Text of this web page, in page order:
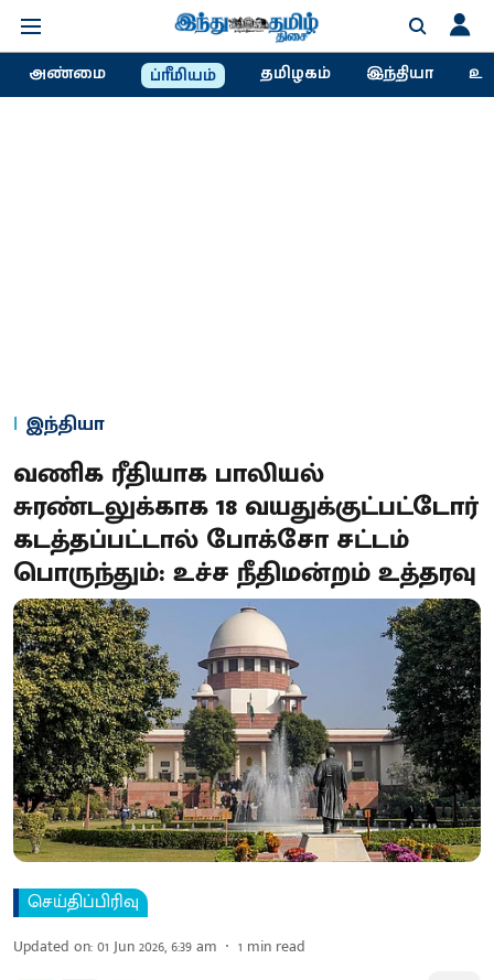
அண்மை ப்ரீமியம் தமிழகம் இந்தியா
இந்தியா
வணிக ரீதியாக பாலியல்
சுரண்டலுக்காக 18 வயதுக்குட்பட்டோர்
கடத்தப்பட்டால் போக்சோ சட்டம்
பொருந்தும்: உச்ச நீதிமன்றம் உத்தரவு
செய்திப்பிரிவு
Updated on:01 Jun 2026, 6:39 am 1 min read